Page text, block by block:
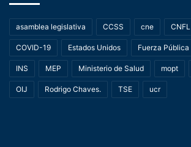
asamblea legislativa CCSS cne CNFL
COVID-19 Estados Unidos Fuerza Pública
INS MEP Ministerio de Salud mopt
OIJ Rodrigo Chaves. TSE ucr